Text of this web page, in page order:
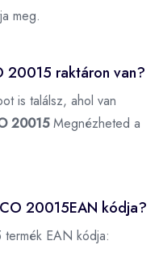
meg.
20015 raktáron van?
is találsz, ahol van
20015Megnézheted a
20015EAN kódja?
EAN kódja: